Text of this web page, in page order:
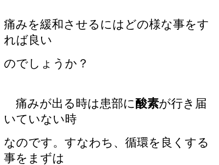
痛みを緩和させるにはどの様な事をす
れば良い
のでしょうか？
痛みが出る時は患部に酸素が行き届
いていない時
なのです。すなわち、循環を良くする
事をまずは